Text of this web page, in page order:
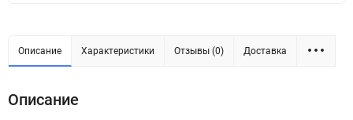
Описание Характеристики Отзывы (0) Доставка
Описание